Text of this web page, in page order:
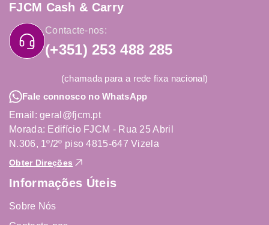
FJCM Cash & Carry
Contacte-nos:
(+351) 253 488 285
(chamada para a rede fixa nacional)
Fale connosco no WhatsApp
Email: geral@fjcm.pt
Morada: Edifício FJCM - Rua 25 Abril
N.306, 1º/2º piso 4815-647 Vizela
Obter Direções
Informações Úteis
Sobre Nós